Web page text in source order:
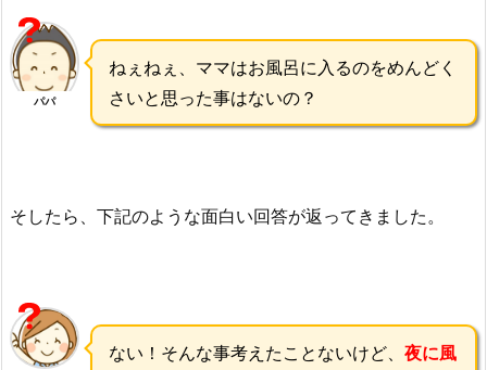
パパ
ねぇねぇ、ママはお風呂に入るのをめんどく
さいと思った事はないの？
そしたら、下記のような面白い回答が返ってきました。
ない！そんな事考えたことないけど、 夜に風